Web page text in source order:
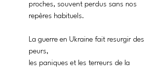
proches, souvent perdus sans nos
repères habituels.
La guerre en Ukraine fait resurgir des
peurs,
les paniques et les terreurs de la